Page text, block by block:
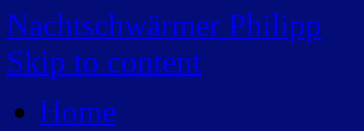
Nachtschwärmer Philipp
Skip to content
Home